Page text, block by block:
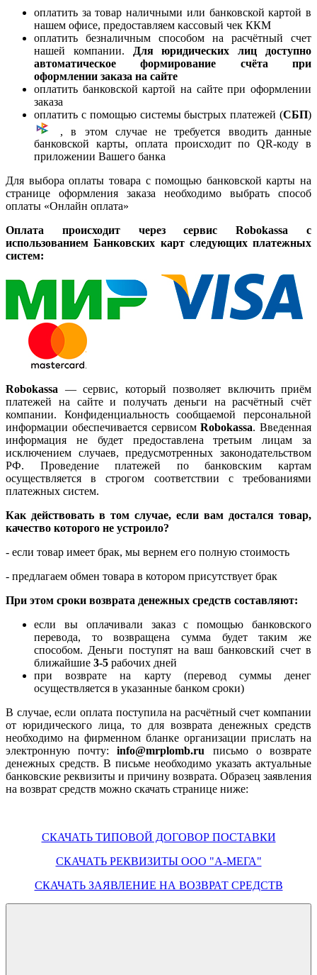
оплатить за товар наличными или банковской картой в
нашем офисе, предоставляем кассовый чек ККМ
оплатить безналичным способом на расчётный счет
нашей компании.
Для юридических лиц доступно
автоматическое формирование счёта при
оформлении заказа на сайте
оплатить банковской картой на сайте при оформлении
заказа
оплатить с помощью системы быстрых платежей (СБП)
, в этом случае не требуется вводить данные
банковской карты, оплата происходит по QR-коду в
приложении Вашего банка
Для выбора оплаты товара с помощью банковской карты на
странице оформления заказа необходимо выбрать способ
оплаты «Онлайн оплата»
Оплата происходит через сервис Robokassa с
использованием Банковских карт следующих платежных
систем:
Robokassa — сервис, который позволяет включить приём
платежей на сайте и получать деньги на расчётный счёт
компании. Конфиденциальность сообщаемой персональной
информации обеспечивается сервисомRobokassa. Введенная
информация не будет предоставлена третьим лицам за
исключением случаев, предусмотренных законодательством
РФ. Проведение платежей по банковским картам
осуществляется в строгом соответствии с требованиями
платежных систем.
Как действовать в том случае, если вам достался товар,
качество которого не устроило?
- если товар имеет брак, мы вернем его полную стоимость
- предлагаем обмен товара в котором присутствует брак
При этом сроки возврата денежных средств составляют:
если вы оплачивали заказ с помощью банковского
перевода, то возвращена сумма будет таким же
способом. Деньги поступят на ваш банковский счет в
ближайшие 3-5 рабочих дней
при возврате на карту (перевод суммы денег
осуществляется в указанные банком сроки)
В случае, если оплата поступила на расчётный счет компании
от юридического лица, то для возврата денежных средств
необходимо на фирменном бланке организации прислать на
электронную почту:info@mrplomb.ru письмо о возврате
денежных средств. В письме необходимо указать актуальные
банковские реквизиты и причину возврата. Образец заявления
на возврат средств можно скачать странице ниже:
СКАЧАТЬ ТИПОВОЙ ДОГОВОР ПОСТАВКИ
СКАЧАТЬ РЕКВИЗИТЫ ООО "А-МЕГА"
СКАЧАТЬ ЗАЯВЛЕНИЕ НА ВОЗВРАТ СРЕДСТВ